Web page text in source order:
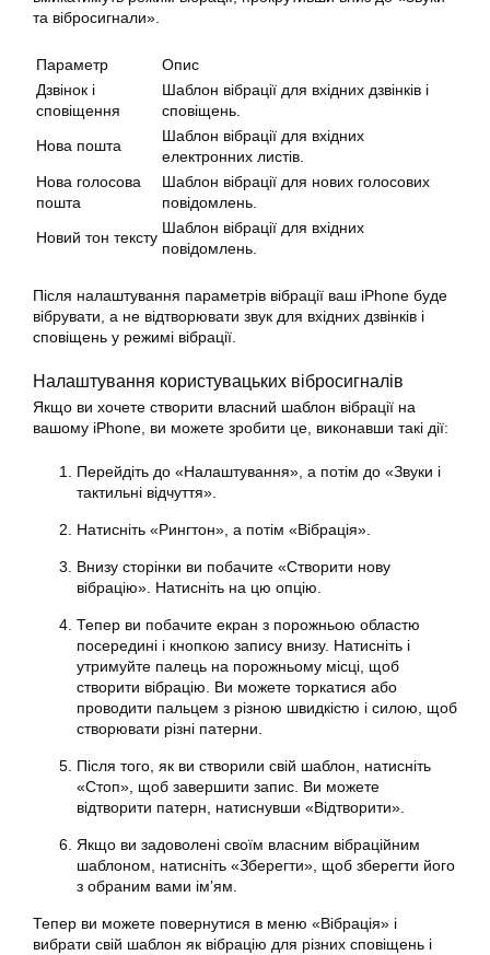
та вібросигнали».
Параметр
Опис
Дзвінок і
сповіщення
Шаблон вібрації для вхідних дзвінків і
сповіщень.
Нова пошта
Шаблон вібрації для вхідних
електронних листів.
Нова голосова
пошта
Шаблон вібрації для нових голосових
повідомлень.
Новий тон тексту
Шаблон вібрації для вхідних
повідомлень.
Після налаштування параметрів вібрації ваш iPhone буде
вібрувати, а не відтворювати звук для вхідних дзвінків і
сповіщень у режимі вібрації.
Налаштування користувацьких вібросигналів
Якщо ви хочете створити власний шаблон вібрації на
вашому iPhone, ви можете зробити це, виконавши такі дії:
Перейдіть до «Налаштування», а потім до «Звуки і
тактильні відчуття».
Натисніть «Рингтон», а потім «Вібрація».
Внизу сторінки ви побачите «Створити нову
вібрацію». Натисніть на цю опцію.
Тепер ви побачите екран з порожньою областю
посередині і кнопкою запису внизу. Натисніть і
утримуйте палець на порожньому місці, щоб
створити вібрацію. Ви можете торкатися або
проводити пальцем з різною швидкістю і силою, щоб
створювати різні патерни.
Після того, як ви створили свій шаблон, натисніть
«Стоп», щоб завершити запис. Ви можете
відтворити патерн, натиснувши «Відтворити».
Якщо ви задоволені своїм власним вібраційним
шаблоном, натисніть «Зберегти», щоб зберегти його
з обраним вами ім’ям.
Тепер ви можете повернутися в меню «Вібрація» і
вибрати свій шаблон як вібрацію для різних сповіщень і